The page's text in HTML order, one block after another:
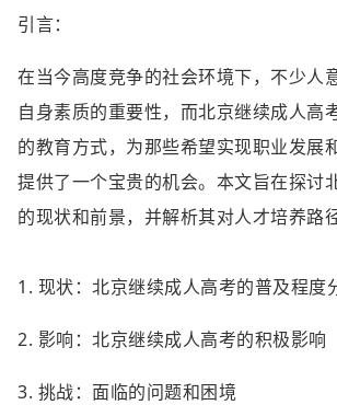
引言：
在当今高度竞争的社会环境下，不少人
自身素质的重要性，而北京继续成人高
的教育方式，为那些希望实现职业发展
提供了一个宝贵的机会。本文旨在探讨
的现状和前景，并解析其对人才培养路
1. 现状：北京继续成人高考的普及程度
2. 影响：北京继续成人高考的积极影响
3. 挑战：面临的问题和困境